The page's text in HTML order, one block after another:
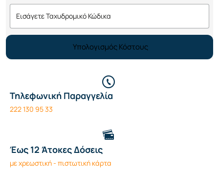
Υπολογισμός Κόστους
Τηλεφωνική Παραγγελία
222 130 95 33
Έως 12 Άτοκες Δόσεις
με χρεωστική - πιστωτική κάρτα